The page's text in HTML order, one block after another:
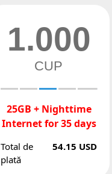
1.000
CUP
25GB + Nighttime
Internet for 35 days
Total de
plată
54.15 USD